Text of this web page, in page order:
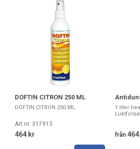
DOFTIN CITRON 250 ML
DOFTIN CITRON 250 ML
Art nr. 317913
464 kr
1 liter
från